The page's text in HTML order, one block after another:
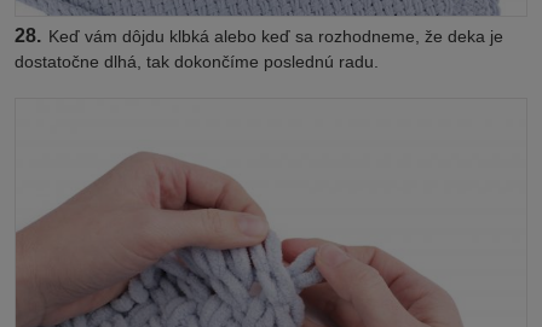
28. Keď vám dôjdu klbká alebo keď sa rozhodneme, že deka je
dostatočne dlhá, tak dokončíme poslednú radu.